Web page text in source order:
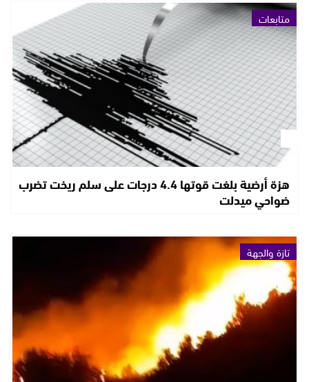
متابعات
هزة أرضية بلغت قوتها 4.4 درجات على سلم ريخت تضرب
ضواحي ميدلت
تازة والجهة